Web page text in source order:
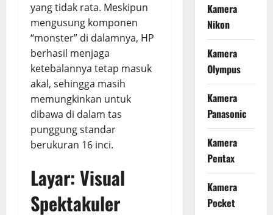
yang tidak rata. Meskipun
mengusung komponen
“monster” di dalamnya, HP
berhasil menjaga
ketebalannya tetap masuk
akal, sehingga masih
memungkinkan untuk
dibawa di dalam tas
punggung standar
berukuran 16 inci.
Layar: Visual
Spektakuler
Kamera
Nikon
Kamera
Olympus
Kamera
Panasonic
Kamera
Pentax
Kamera
Pocket